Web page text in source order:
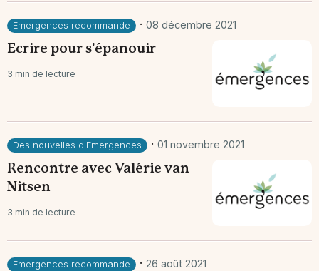
Emergences recommande · 08 décembre 2021
Ecrire pour s'épanouir
3 min de lecture
Des nouvelles d'Emergences · 01 novembre 2021
Rencontre avec Valérie van
Nitsen
3 min de lecture
Emergences recommande · 26 août 2021